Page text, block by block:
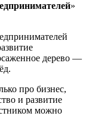
»
дерево —
про бизнес,
и развитие
можно